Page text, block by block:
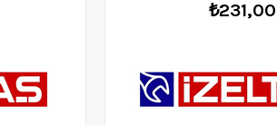
₺231,00